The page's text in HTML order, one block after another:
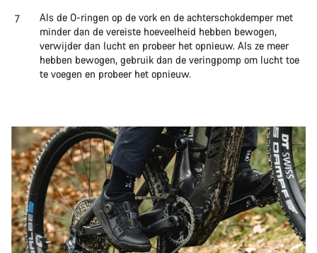
Als de O-ringen op de vork en de achterschokdemper met
minder dan de vereiste hoeveelheid hebben bewogen,
verwijder dan lucht en probeer het opnieuw. Als ze meer
hebben bewogen, gebruik dan de veringpomp om lucht toe
te voegen en probeer het opnieuw.